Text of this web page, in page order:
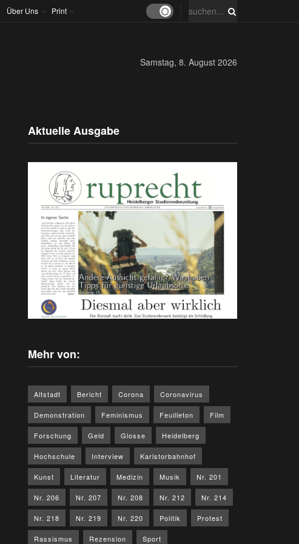
Über Uns Print
Samstag, 8. August 2026
Aktuelle Ausgabe
Mehr von:
Altstadt Bericht Corona Coronavirus
Demonstration Feminismus Feuilleton Film
Forschung Geld Glosse Heidelberg
Hochschule Interview Karlstorbahnhof
Kunst Literatur Medizin Musik Nr. 201
Nr. 206 Nr. 207 Nr. 208 Nr. 212 Nr. 214
Nr. 218 Nr. 219 Nr. 220 Politik Protest
Rassismus Rezension Sport